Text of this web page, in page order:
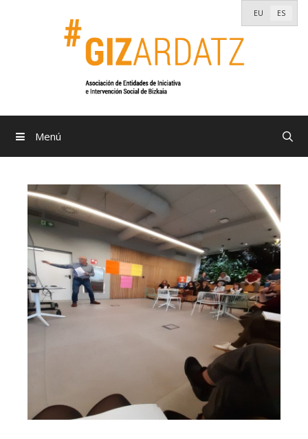
EU ES
Menú